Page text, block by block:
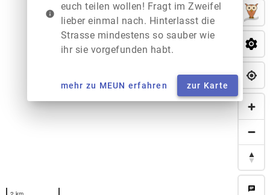
chat
info
euch teilen wollen! Fragt im Zweifel
lieber einmal nach. Hinterlasst die
Strasse mindestens so sauber wie
ihr sie vorgefunden habt.
mehr zu MEUN erfahren zur Karte